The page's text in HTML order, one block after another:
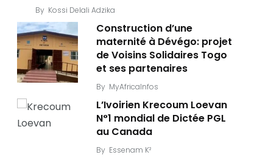
By Kossi Delali Adzika
Construction d’une
maternité à Dévégo: projet
de Voisins Solidaires Togo
et ses partenaires
By MyAfricaInfos
L’Ivoirien Krecoum Loevan
N°1 mondial de Dictée PGL
au Canada
By Essenam K²